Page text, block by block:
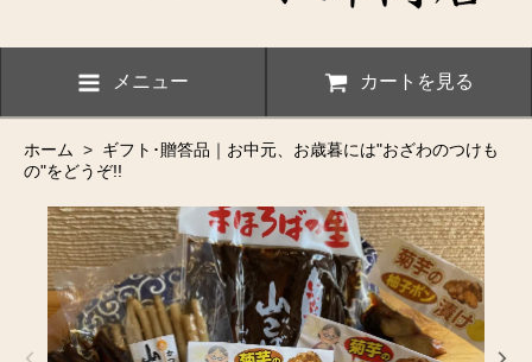
メニュー カートを見る
ホーム > ギフト･贈答品｜お中元、お歳暮には"おざわのつけも
の"をどうぞ!!